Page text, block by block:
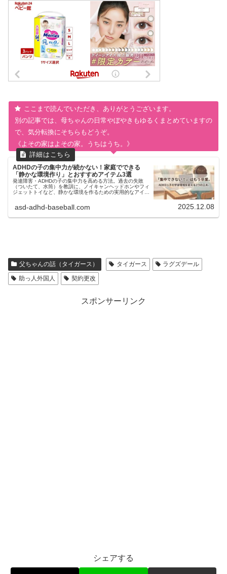
ここまで読んでいただき、ありがとうございます。
別の記事では、母ちゃんの日常やぼやきもゆるくまとめていますの
で、気分転換にそちらもどうぞ。
《よその家はよその家。うちはうち。》
ADHDの子の集中力が続かない！家庭でできる
「静かな環境作り」とおすすめアイテム3選
発達障害・ADHDの子の集中力を高める方法。過去の失敗
（ついたて、水筒）を教訓に、ノイキャンヘッドホンやフィ
ジェットトイなど、静かな環境を作るための実用的なアイテ
asd-adhd-baseball.com 2025.12.08
父ちゃんの話（タイガース） タイガース
ラグズデール
助っ人外国人
契約更改
スポンサーリンク
シェアする